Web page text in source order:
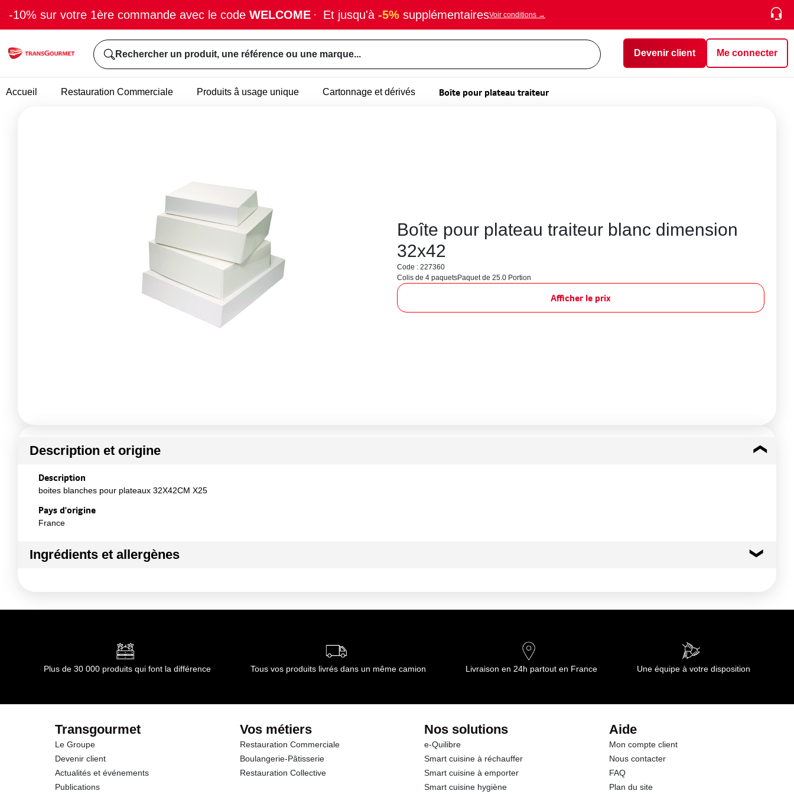
-10% sur votre 1ère commande avec le code WELCOME · Et jusqu'à -5% supplémentairesVoir conditions →
Rechercher un produit, une référence ou une marque... Devenir client Me connecter
Accueil Restauration Commerciale Produits â usage unique Cartonnage et dérivés Boîte pour plateau traiteur
Boîte pour plateau traiteur blanc dimension
32x42
Code : 227360
Colis de 4 paquetsPaquet de 25.0 Portion
Afficher le prix
Description et origine
Description
boites blanches pour plateaux 32X42CM X25
Pays d'origine
France
Ingrédients et allergènes
Conformément aux informations transmises par le(s) fournisseur(s) de Transgourmet Opérations
Plus de 30 000 produits qui font la différence Tous vos produits livrés dans un même camion Livraison en 24h partout en France Une équipe à votre disposition
Transgourmet
Le Groupe
Devenir client
Actualités et événements
Publications
Vos métiers
Restauration Commerciale
Boulangerie-Pâtisserie
Restauration Collective
Nos solutions
e-Quilibre
Smart cuisine à réchauffer
Smart cuisine à emporter
Smart cuisine hygiène
Aide
Mon compte client
Nous contacter
FAQ
Plan du site